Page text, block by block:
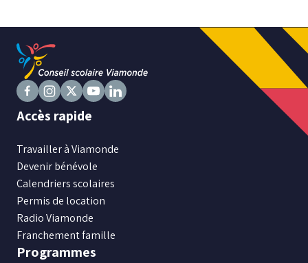
Suivez
sur
Facebook
Suivez
sur
Instagram
Suivez
nous
sur
X
Suivez
Youtube
sur
Accès rapide
Travailler à Viamonde
Devenir bénévole
Calendriers scolaires
Permis de location
Radio Viamonde
Franchement famille
Programmes